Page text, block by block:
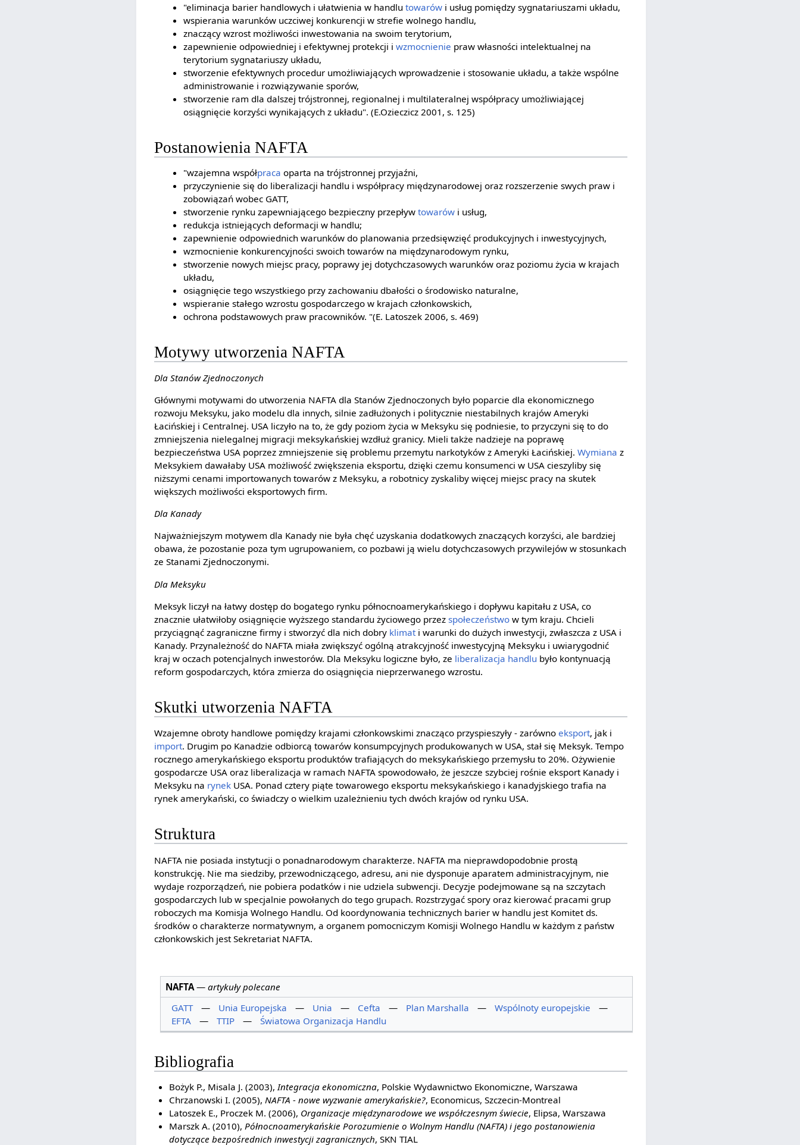
"eliminacja barier handlowych i ułatwienia w handlu towarów i usług pomiędzy sygnatariuszami układu,
wspierania warunków uczciwej konkurencji w strefie wolnego handlu,
znaczący wzrost możliwości inwestowania na swoim terytorium,
zapewnienie odpowiedniej i efektywnej protekcji i wzmocnienie praw własności intelektualnej na
terytorium sygnatariuszy układu,
stworzenie efektywnych procedur umożliwiających wprowadzenie i stosowanie układu, a także wspólne
administrowanie i rozwiązywanie sporów,
stworzenie ram dla dalszej trójstronnej, regionalnej i multilateralnej współpracy umożliwiającej
osiągnięcie korzyści wynikających z układu". (E.Ozieczicz 2001, s. 125)
Postanowienia NAFTA
"wzajemna współpraca oparta na trójstronnej przyjaźni,
przyczynienie się do liberalizacji handlu i współpracy międzynarodowej oraz rozszerzenie swych praw i
zobowiązań wobec GATT,
stworzenie rynku zapewniającego bezpieczny przepływ towarów i usług,
redukcja istniejących deformacji w handlu;
zapewnienie odpowiednich warunków do planowania przedsięwzięć produkcyjnych i inwestycyjnych,
wzmocnienie konkurencyjności swoich towarów na międzynarodowym rynku,
stworzenie nowych miejsc pracy, poprawy jej dotychczasowych warunków oraz poziomu życia w krajach
układu,
osiągnięcie tego wszystkiego przy zachowaniu dbałości o środowisko naturalne,
wspieranie stałego wzrostu gospodarczego w krajach członkowskich,
ochrona podstawowych praw pracowników. "(E. Latoszek 2006, s. 469)
Motywy utworzenia NAFTA
Dla Stanów Zjednoczonych
Głównymi motywami do utworzenia NAFTA dla Stanów Zjednoczonych było poparcie dla ekonomicznego
rozwoju Meksyku, jako modelu dla innych, silnie zadłużonych i politycznie niestabilnych krajów Ameryki
Łacińskiej i Centralnej. USA liczyło na to, że gdy poziom życia w Meksyku się podniesie, to przyczyni się to do
zmniejszenia nielegalnej migracji meksykańskiej wzdłuż granicy. Mieli także nadzieje na poprawę
bezpieczeństwa USA poprzez zmniejszenie się problemu przemytu narkotyków z Ameryki Łacińskiej.Wymiana z
Meksykiem dawałaby USA możliwość zwiększenia eksportu, dzięki czemu konsumenci w USA cieszyliby się
niższymi cenami importowanych towarów z Meksyku, a robotnicy zyskaliby więcej miejsc pracy na skutek
większych możliwości eksportowych firm.
Dla Kanady
Najważniejszym motywem dla Kanady nie była chęć uzyskania dodatkowych znaczących korzyści, ale bardziej
obawa, że pozostanie poza tym ugrupowaniem, co pozbawi ją wielu dotychczasowych przywilejów w stosunkach
ze Stanami Zjednoczonymi.
Dla Meksyku
Meksyk liczył na łatwy dostęp do bogatego rynku północnoamerykańskiego i dopływu kapitału z USA, co
znacznie ułatwiłoby osiągnięcie wyższego standardu życiowego przezspołeczeństwo w tym kraju. Chcieli
przyciągnąć zagraniczne firmy i stworzyć dla nich dobry klimat i warunki do dużych inwestycji, zwłaszcza z USA i
Kanady. Przynależność do NAFTA miała zwiększyć ogólną atrakcyjność inwestycyjną Meksyku i uwiarygodnić
kraj w oczach potencjalnych inwestorów. Dla Meksyku logiczne było, ze liberalizacja handlu było kontynuacją
reform gospodarczych, która zmierza do osiągnięcia nieprzerwanego wzrostu.
Skutki utworzenia NAFTA
Wzajemne obroty handlowe pomiędzy krajami członkowskimi znacząco przyspieszyły - zarównoeksport, jak i
import. Drugim po Kanadzie odbiorcą towarów konsumpcyjnych produkowanych w USA, stał się Meksyk. Tempo
rocznego amerykańskiego eksportu produktów trafiających do meksykańskiego przemysłu to 20%. Ożywienie
gospodarcze USA oraz liberalizacja w ramach NAFTA spowodowało, że jeszcze szybciej rośnie eksport Kanady i
Meksyku na rynek USA. Ponad cztery piąte towarowego eksportu meksykańskiego i kanadyjskiego trafia na
rynek amerykański, co świadczy o wielkim uzależnieniu tych dwóch krajów od rynku USA.
Struktura
NAFTA nie posiada instytucji o ponadnarodowym charakterze. NAFTA ma nieprawdopodobnie prostą
konstrukcję. Nie ma siedziby, przewodniczącego, adresu, ani nie dysponuje aparatem administracyjnym, nie
wydaje rozporządzeń, nie pobiera podatków i nie udziela subwencji. Decyzje podejmowane są na szczytach
gospodarczych lub w specjalnie powołanych do tego grupach. Rozstrzygać spory oraz kierować pracami grup
roboczych ma Komisja Wolnego Handlu. Od koordynowania technicznych barier w handlu jest Komitet ds.
środków o charakterze normatywnym, a organem pomocniczym Komisji Wolnego Handlu w każdym z państw
członkowskich jest Sekretariat NAFTA.
NAFTA— artykuły polecane
GATT
— Unia Europejska — Unia — Cefta — Plan Marshalla — Wspólnoty europejskie
—
EFTA
— TTIP — Światowa Organizacja Handlu
Bibliografia
Bożyk P., Misala J. (2003), Integracja ekonomiczna, Polskie Wydawnictwo Ekonomiczne, Warszawa
Chrzanowski I. (2005), NAFTA - nowe wyzwanie amerykańskie?, Economicus, Szczecin-Montreal
Latoszek E., Proczek M. (2006), Organizacje międzynarodowe we współczesnym świecie, Elipsa, Warszawa
Marszk A. (2010), Północnoamerykańskie Porozumienie o Wolnym Handlu (NAFTA) i jego postanowienia
dotyczące bezpośrednich inwestycji zagranicznych, SKN TIAL